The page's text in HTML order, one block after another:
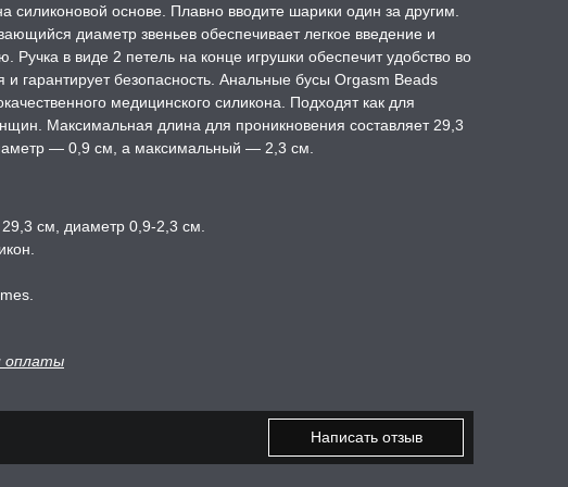
силиконовой основе. Плавно вводите шарики один за другим.
диаметр звеньев обеспечивает легкое введение и
Ручка в виде 2 петель на конце игрушки обеспечит удобство во
и гарантирует безопасность. Анальные бусы Orgasm Beads
медицинского силикона. Подходят как для
Максимальная длина для проникновения составляет 29,3
— 0,9 см, а максимальный — 2,3 см.
см, диаметр 0,9-2,3 см.
оплаты
Написать отзыв